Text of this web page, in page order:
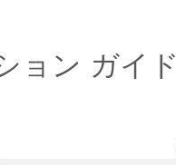
ョン ガイ